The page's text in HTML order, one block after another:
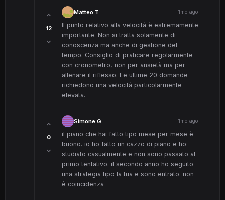
12
Matteo T 1mo ago
Il punto relativo alla velocità è estremamente
importante. Non si tratta solamente di
conoscenza ma anche di gestione del
tempo. Consiglio di praticare regolarmente
con cronometro, non per ansietà ma per
allenare il riflesso. Le ultime 20 domande
richiedono una velocità particolarmente
elevata.
0
Simone G 1mo ago
il piano che hai fatto tipo mese per mese è
buono. io ho fatto un cazzo di piano e ho
studiato casualmente e non sono passato al
primo tentativo. il secondo anno ho seguito
una strategia tipo la tua e sono entrato. non
è coincidenza